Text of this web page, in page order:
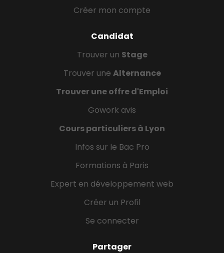
Créer mon compte
Candidat
Trouver un Stage
Trouver une Alternance
Trouver une offre d'Emploi
Gowork avis
Cours particuliers à Lyon
Infos sur le Bac Pro
Formations à Paris
Expert en développement web
Créer un Profil
Se connecter
Partager